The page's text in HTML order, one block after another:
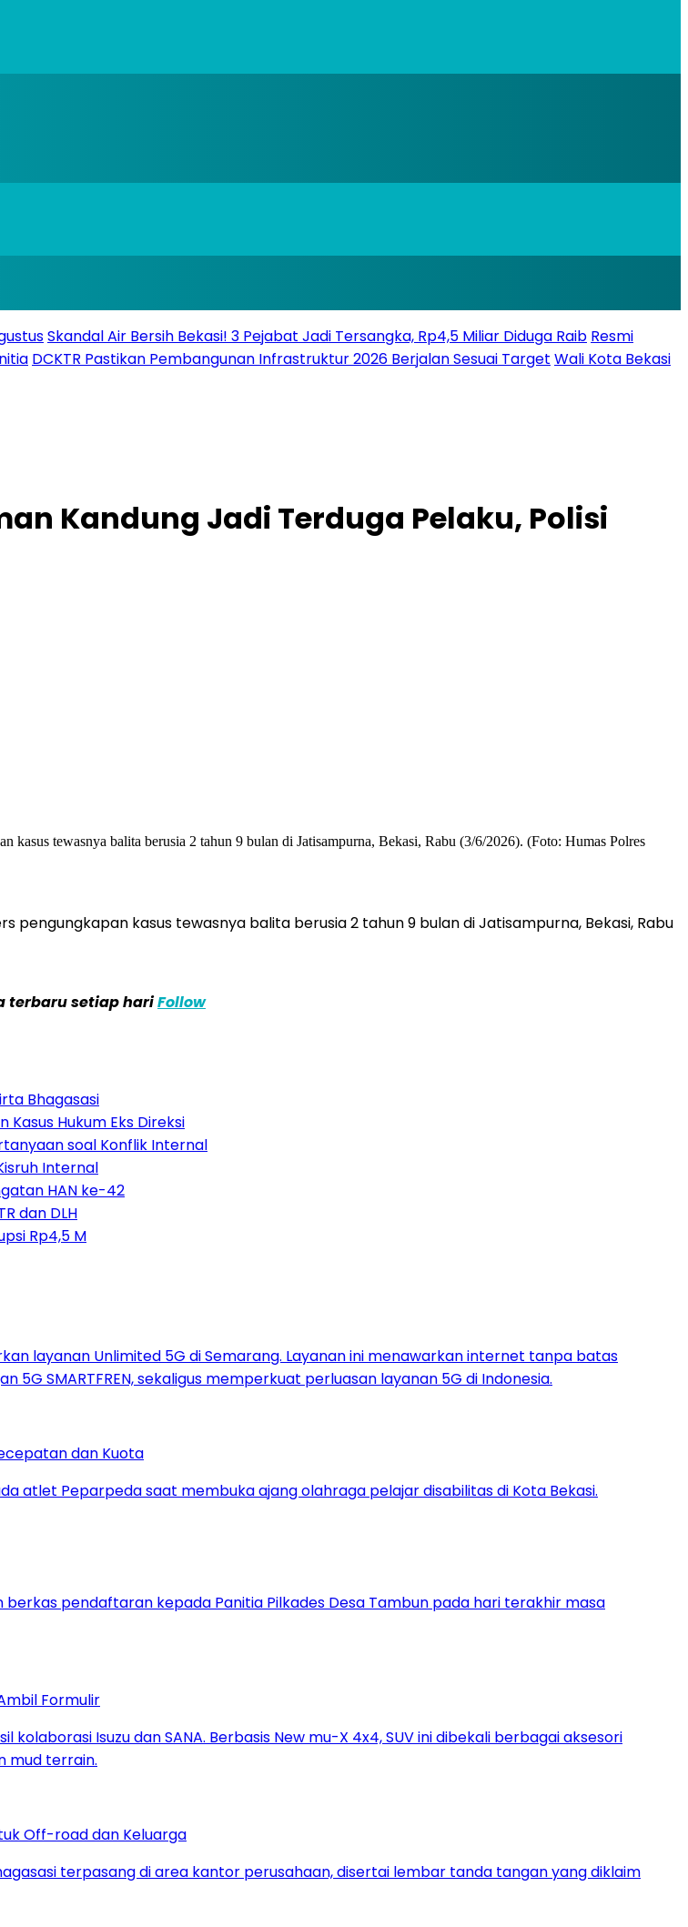
Skandal Air Bersih Bekasi! 3 Pejabat Jadi Tersangka, Rp4,5 Miliar Diduga Raib Resmi
DCKTR Pastikan Pembangunan Infrastruktur 2026 Berjalan Sesuai Target Wali Kota Bekasi
Kandung Jadi Terduga Pelaku, Polisi
kasus tewasnya balita berusia 2 tahun 9 bulan di Jatisampurna, Bekasi, Rabu
terbaru setiap hariFollow
Bhagasasi
Hukum Eks Direksi
soal Konflik Internal
Internal
HAN ke-42
dan DLH
Rp4,5 M
dan Kuota
Formulir
Off-road dan Keluarga